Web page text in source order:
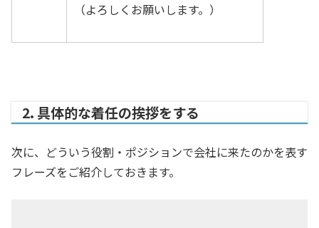
（よろしくお願いします。）
2. 具体的な着任の挨拶をする
次に、どういう役割・ポジションで会社に来たのかを表す
フレーズをご紹介しておきます。